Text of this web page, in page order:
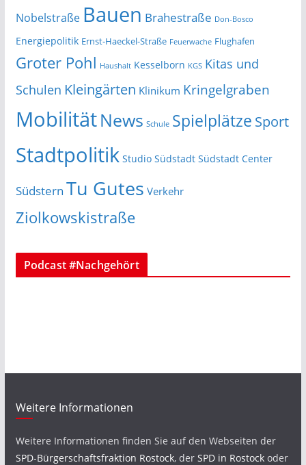
Nobelstraße Bauen Brahestraße Don-Bosco
Energiepolitik Ernst-Haeckel-Straße Feuerwache Flughafen
Groter Pohl Haushalt Kesselborn KGS Kitas und
Schulen Kleingärten Klinikum Kringelgraben
MobilitätNews Schule Spielplätze Sport
Stadtpolitik Studio Südstadt Südstadt Center
Südstern Tu Gutes Verkehr
Ziolkowskistraße
Podcast #Nachgehört
Weitere Informationen
Weitere Informationen finden Sie auf den Webseiten der
SPD-Bürgerschaftsfraktion Rostock, der SPD in Rostockoder